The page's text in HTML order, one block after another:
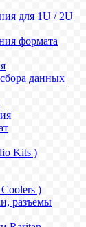
для 1U / 2U
формата
данных
Kits )
)
разъемы